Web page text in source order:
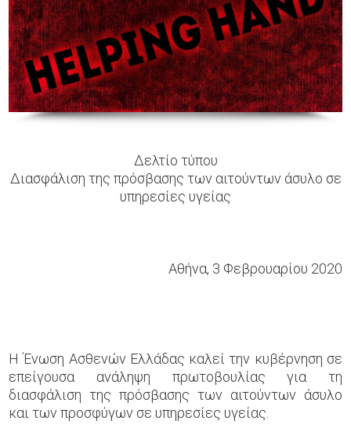
Δελτίο τύπου
Διασφάλιση της πρόσβασης των αιτούντων άσυλο σε
υπηρεσίες υγείας
Αθήνα, 3 Φεβρουαρίου 2020
Η Ένωση Ασθενών Ελλάδας καλεί την κυβέρνηση σε
επείγουσα ανάληψη πρωτοβουλίας για τη
διασφάλιση της πρόσβασης των αιτούντων άσυλο
και των προσφύγων σε υπηρεσίες υγείας.